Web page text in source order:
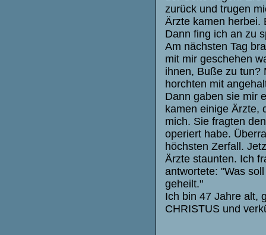
zurück und trugen
Ärzte kamen herbei.
Dann fing ich an zu
Am nächsten Tag
mit mir geschehen
ihnen, Buße zu tun?
horchten mit
Dann gaben sie mir
kamen einige Ärzte,
mich. Sie fragten
operiert habe.
höchsten Zerfall.
Ärzte staunten. Ich
antwortete: "Was
geheilt."
Ich bin 47 Jahre alt,
CHRISTUS und